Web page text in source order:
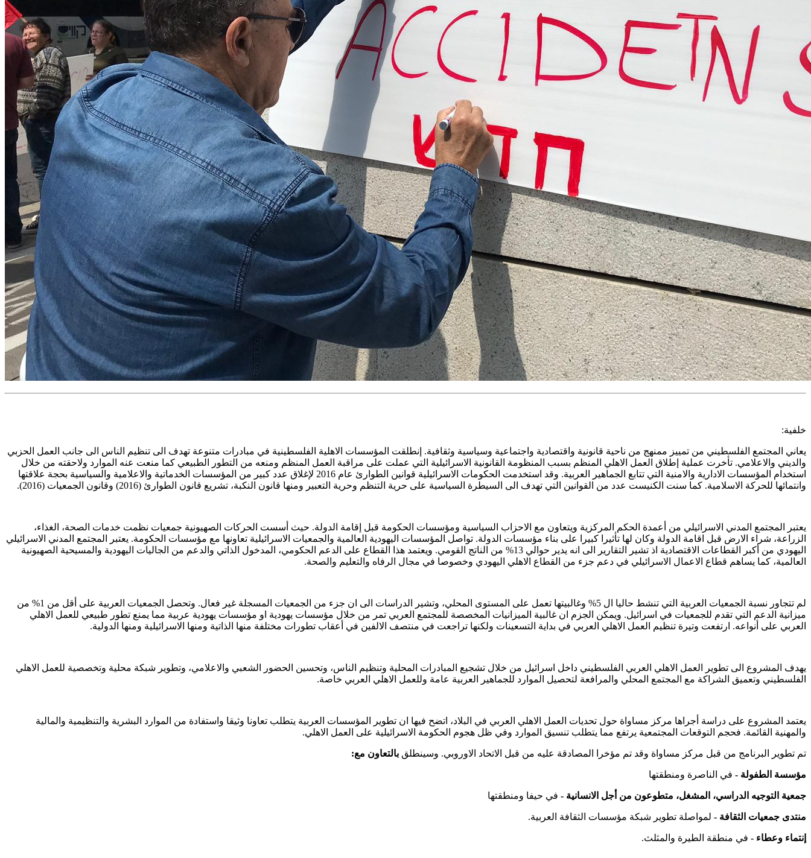
خلفية:
يعاني المجتمع الفلسطيني من تمييز ممنهج من ناحية قانونية واقتصادية واجتماعية وسياسية وثقافية. إنطلقت المؤسسات الاهلية الفلسطينية في مبادرات متنوعة تهدف الى تنظيم الناس الى جانب العمل الحزبي
والديني والاعلامي. تأخرت عملية إطلاق العمل الاهلي المنظم بسبب المنظومة القانونية الاسرائيلية التي عملت على مراقبة العمل المنظم ومنعه من التطور الطبيعي كما منعت عنه الموارد ولاحقته من خلال
استخدام المؤسسات الادارية والامنية التي تتابع الجماهير العربية. وقد استخدمت الحكومات الاسرائيلية قوانين الطوارئ عام 2016 لإغلاق عدد كبير من المؤسسات الخدماتية والاعلامية والسياسية بحجة علاقتها
وانتمائها للحركة الاسلامية. كما سنت الكنيست عدد من القوانين التي تهدف الى السيطرة السياسية على حرية التنظم وحرية التعبير ومنها قانون النكبة، تشريع قانون الطوارئ (2016) وقانون الجمعيات (2016).
يعتبر المجتمع المدني الاسرائيلي من أعمدة الحكم المركزية ويتعاون مع الاحزاب السياسية ومؤسسات الحكومة قبل إقامة الدولة. حيث أسست الحركات الصهيونية جمعيات نظمت خدمات الصحة، الغذاء،
الزراعة، شراء الارض قبل اقامة الدولة وكان لها تأثيرا كبيرا على بناء مؤسسات الدولة. تواصل المؤسسات اليهودية العالمية والجمعيات الاسرائيلية تعاونها مع مؤسسات الحكومة. يعتبر المجتمع المدني الاسرائيلي
اليهودي من أكبر القطاعات الاقتصادية اذ تشير التقارير الى انه يدير حوالي 13% من الناتج القومي. ويعتمد هذا القطاع على الدعم الحكومي، المدخول الذاتي والدعم من الجاليات اليهودية والمسيحية الصهيونية
العالمية، كما يساهم قطاع الاعمال الاسرائيلي في دعم جزء من القطاع الاهلي اليهودي وخصوصا في مجال الرفاه والتعليم والصحة.
لم تتجاور نسبة الجمعيات العربية التي تنشط حاليا ال 5% وغالبيتها تعمل على المستوى المحلي، وتشير الدراسات الى ان جزء من الجمعيات المسجلة غير فعال. وتحصل الجمعيات العربية على أقل من 1% من
ميزانية الدعم التي تقدم للجمعيات في اسرائيل. ويمكن الجزم ان غالبية الميزانيات المخصصة للمجتمع العربي تمر من خلال مؤسسات يهودية او مؤسسات يهودية عربية مما يمنع تطور طبيعي للعمل الاهلي
العربي على أنواعه. ارتفعت وتيرة تنظيم العمل الاهلي العربي في بداية التسعينات ولكنها تراجعت في منتصف الالفين في أعقاب تطورات مختلفة منها الذاتية ومنها الاسرائيلية ومنها الدولية.
يهدف المشروع الى تطوير العمل الاهلي العربي الفلسطيني داخل اسرائيل من خلال تشجيع المبادرات المحلية وتنظيم الناس، وتحسين الحضور الشعبي والاعلامي، وتطوير شبكة محلية وتخصصية للعمل الاهلي
الفلسطيني وتعميق الشراكة مع المجتمع المحلي والمرافعة لتحصيل الموارد للجماهير العربية عامة وللعمل الاهلي العربي خاصة.
يعتمد المشروع على دراسة أجراها مركز مساواة حول تحديات العمل الاهلي العربي في البلاد، اتضح فيها ان تطوير المؤسسات العربية يتطلب تعاونا وثيقا واستفادة من الموارد البشرية والتنظيمية والمالية
والمهنية القائمة. فحجم التوقعات المجتمعية يرتفع مما يتطلب تنسيق الموارد وفي ظل هجوم الحكومة الاسرائيلية على العمل الاهلي.
تم تطوير البرنامج من قبل مركز مساواة وقد تم مؤخرا المصادقة عليه من قبل الاتحاد الاوروبي. وسينطلق بالتعاون مع:
مؤسسة الطفولة - في الناصرة ومنطقتها
جمعية التوجيه الدراسي، المشغل، متطوعون من أجل الانسانية - في حيفا ومنطقتها
منتدى جمعيات الثقافة - لمواصلة تطوير شبكة مؤسسات الثقافة العربية.
إنتماء وعطاء - في منطقة الطيرة والمثلث.